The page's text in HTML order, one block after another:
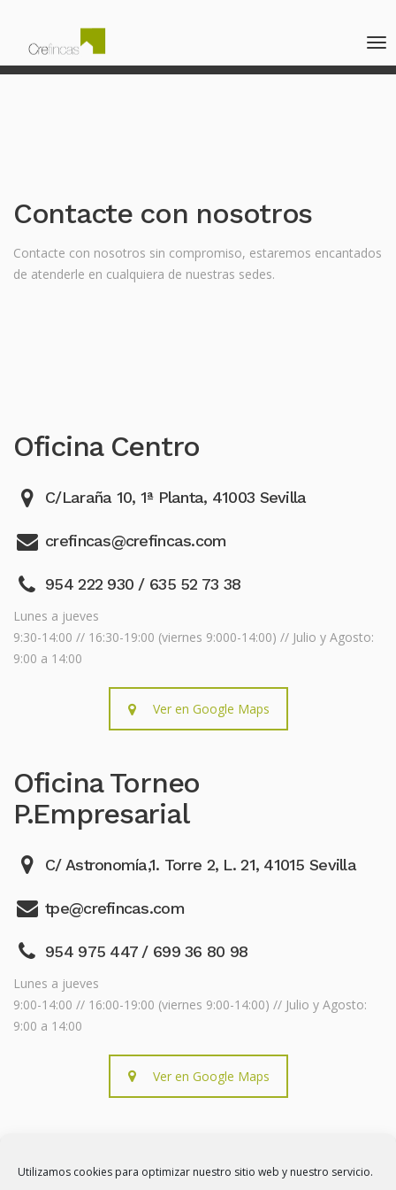
Utilizamos cookies para optimizar nuestro sitio web y nuestro servicio.
Contacte con nosotros
Contacte con nosotros sin compromiso, estaremos encantados
de atenderle en cualquiera de nuestras sedes.
Oficina Centro
C/Laraña 10, 1ª Planta, 41003 Sevilla
crefincas@crefincas.com
954 222 930 / 635 52 73 38
Lunes a jueves
9:30-14:00 // 16:30-19:00 (viernes 9:000-14:00) // Julio y Agosto:
9:00 a 14:00
Ver en Google Maps
Oficina Torneo
P.Empresarial
C/ Astronomía,1. Torre 2, L. 21, 41015 Sevilla
tpe@crefincas.com
954 975 447 / 699 36 80 98
Lunes a jueves
9:00-14:00 // 16:00-19:00 (viernes 9:00-14:00) // Julio y Agosto:
9:00 a 14:00
Ver en Google Maps